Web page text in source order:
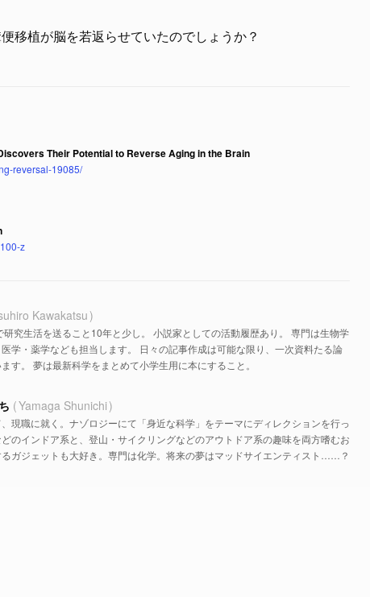
移植が脳を若返らせていたのでしょうか？
Their Potential to Reverse Aging in the Brain
reversal-19085/
z
Kawakatsu
究生活を送ること10年と少し。 小説家としての活動履歴あり。 専門は生物学
学・薬学なども担当します。 日々の記事作成は可能な限り、一次資料たる論
す。 夢は最新科学をまとめて小学生用に本にすること。
Yamaga Shunichi
現職に就く。ナゾロジーにて「身近な科学」をテーマにディレクションを行っ
のインドア系と、登山・サイクリングなどのアウトドア系の趣味を両方嗜むお
ガジェットも大好き。専門は化学。将来の夢はマッドサイエンティスト……？